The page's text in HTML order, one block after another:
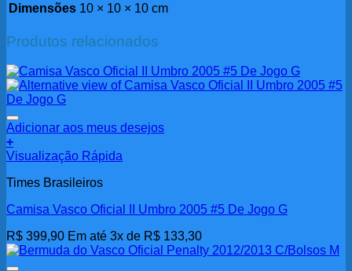
Dimensões 10 × 10 × 10 cm
Produtos relacionados
Adicionar aos meus desejos
+
Visualização Rápida
Times Brasileiros
Camisa Vasco Oficial II Umbro 2005 #5 De Jogo G
R$ 399,90 Em até 3x de R$ 133,30